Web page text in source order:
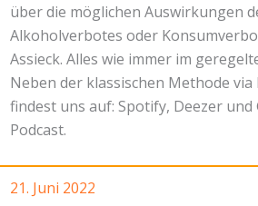
über die möglichen Auswirkungen
Alkoholverbotes oder
Assieck. Alles wie immer im
Neben der klassischen Methode via
findest uns auf: Spotify, Deezer und
Podcast.
21. Juni 2022